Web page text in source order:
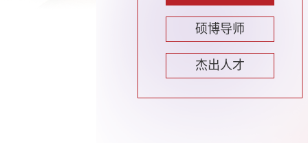
硕博导师
杰出人才